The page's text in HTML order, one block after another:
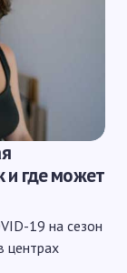
и где может
19 на сезон
центрах